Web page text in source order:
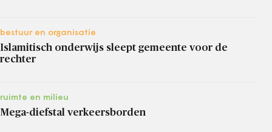
bestuur en organisatie
Islamitisch onderwijs sleept gemeente voor de
rechter
ruimte en milieu
Mega-diefstal verkeersborden